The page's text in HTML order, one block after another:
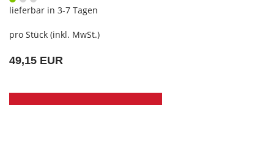
lieferbar in 3-7 Tagen
pro Stück (inkl. MwSt.)
49,15 EUR